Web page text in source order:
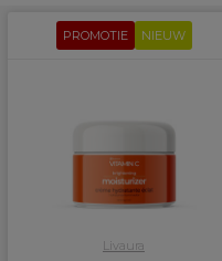
PROMOTIE NIEUW
Livaura